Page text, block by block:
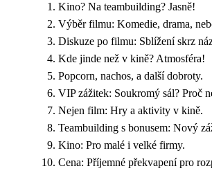
Kino? Na teambuilding? Jasně!
Výběr filmu: Komedie, drama,
Diskuze po filmu: Sblížení skrz
Kde jinde než v kině? Atmosféra!
Popcorn, nachos, a další dobroty.
VIP zážitek: Soukromý sál? Proč
Nejen film: Hry a aktivity v kině.
Teambuilding s bonusem: Nový
Kino: Pro malé i velké firmy.
Cena: Příjemné překvapení pro